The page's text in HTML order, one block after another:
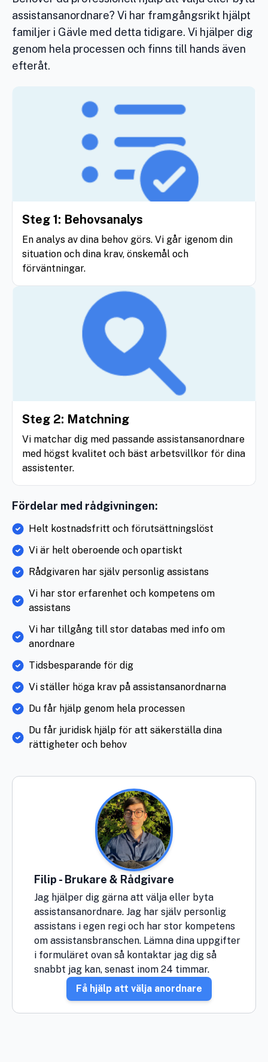
assistansanordnare? Vi har framgångsrikt hjälpt
familjer i Gävle med detta tidigare. Vi hjälper dig
genom hela processen och finns till hands även
efteråt.
Steg 1: Behovsanalys
En analys av dina behov görs. Vi går igenom din
situation och dina krav, önskemål och
förväntningar.
Steg 2: Matchning
Vi matchar dig med passande assistansanordnare
med högst kvalitet och bäst arbetsvillkor för dina
assistenter.
Fördelar med rådgivningen:
Helt kostnadsfritt och förutsättningslöst
Vi är helt oberoende och opartiskt
Rådgivaren har själv personlig assistans
Vi har stor erfarenhet och kompetens om
assistans
Vi har tillgång till stor databas med info om
anordnare
Tidsbesparande för dig
Vi ställer höga krav på assistansanordnarna
Du får hjälp genom hela processen
Du får juridisk hjälp för att säkerställa dina
rättigheter och behov
Filip - Brukare & Rådgivare
Jag hjälper dig gärna att välja eller byta
assistansanordnare. Jag har själv personlig
assistans i egen regi och har stor kompetens
om assistansbranschen. Lämna dina uppgifter
i formuläret ovan så kontaktar jag dig så
snabbt jag kan, senast inom 24 timmar.
Få hjälp att välja anordnare